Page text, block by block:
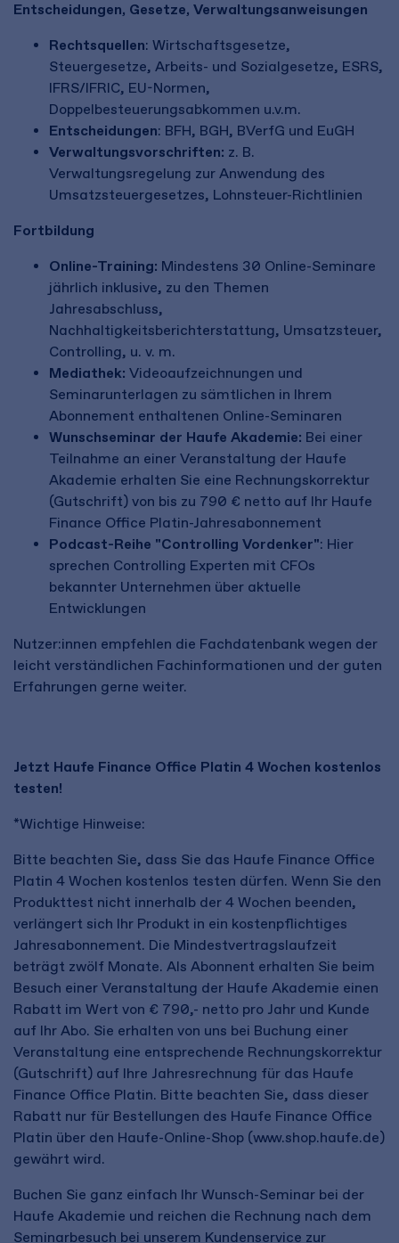
Entscheidungen, Gesetze, Verwaltungsanweisungen
Rechtsquellen: Wirtschaftsgesetze,
Steuergesetze, Arbeits- und Sozialgesetze, ESRS,
IFRS/IFRIC, EU-Normen,
Doppelbesteuerungsabkommen u.v.m.
Entscheidungen: BFH, BGH, BVerfG und EuGH
Verwaltungsvorschriften: z. B.
Verwaltungsregelung zur Anwendung des
Umsatzsteuergesetzes, Lohnsteuer-Richtlinien
Fortbildung
Online-Training: Mindestens 30 Online-Seminare
jährlich inklusive, zu den Themen
Jahresabschluss,
Nachhaltigkeitsberichterstattung, Umsatzsteuer,
Controlling, u. v. m.
Mediathek: Videoaufzeichnungen und
Seminarunterlagen zu sämtlichen in Ihrem
Abonnement enthaltenen Online-Seminaren
Wunschseminar der Haufe Akademie: Bei einer
Teilnahme an einer Veranstaltung der Haufe
Akademie erhalten Sie eine Rechnungskorrektur
(Gutschrift) von bis zu 790 € netto auf Ihr Haufe
Finance Office Platin-Jahresabonnement
Podcast-Reihe "Controlling Vordenker": Hier
sprechen Controlling Experten mit CFOs
bekannter Unternehmen über aktuelle
Entwicklungen
Nutzer:innen empfehlen die Fachdatenbank wegen der
leicht verständlichen Fachinformationen und der guten
Erfahrungen gerne weiter.
Jetzt Haufe Finance Office Platin 4 Wochen kostenlos
testen!
*Wichtige Hinweise:
Bitte beachten Sie, dass Sie das Haufe Finance Office
Platin 4 Wochen kostenlos testen dürfen. Wenn Sie den
Produkttest nicht innerhalb der 4 Wochen beenden,
verlängert sich Ihr Produkt in ein kostenpflichtiges
Jahresabonnement. Die Mindestvertragslaufzeit
beträgt zwölf Monate. Als Abonnent erhalten Sie beim
Besuch einer Veranstaltung der Haufe Akademie einen
Rabatt im Wert von € 790,- netto pro Jahr und Kunde
auf Ihr Abo. Sie erhalten von uns bei Buchung einer
Veranstaltung eine entsprechende Rechnungskorrektur
(Gutschrift) auf Ihre Jahresrechnung für das Haufe
Finance Office Platin. Bitte beachten Sie, dass dieser
Rabatt nur für Bestellungen des Haufe Finance Office
Platin über den Haufe-Online-Shop (www.shop.haufe.de)
gewährt wird.
Buchen Sie ganz einfach Ihr Wunsch-Seminar bei der
Haufe Akademie und reichen die Rechnung nach dem
Seminarbesuch bei unserem Kundenservice zur